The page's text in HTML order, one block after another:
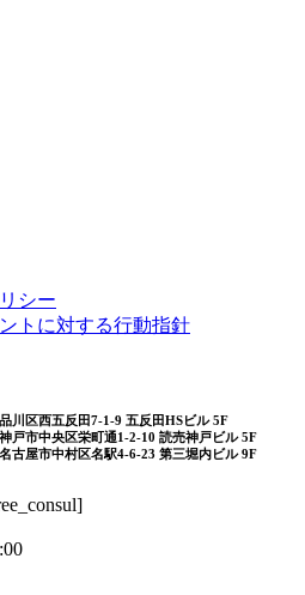
シー
トに対する行動指針
川区西五反田7-1-9 五反田HSビル 5F
戸市中央区栄町通1-2-10 読売神戸ビル 5F
古屋市中村区名駅4-6-23 第三堀内ビル 9F